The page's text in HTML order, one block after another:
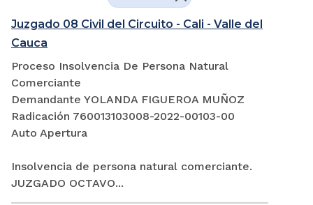
Juzgado 08 Civil del Circuito - Cali - Valle del
Cauca
Proceso Insolvencia De Persona Natural
Comerciante
Demandante YOLANDA FIGUEROA MUÑOZ
Radicación 760013103008-2022-00103-00
Auto Apertura
Insolvencia de persona natural comerciante.
JUZGADO OCTAVO...